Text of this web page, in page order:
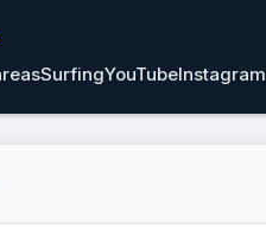
SurfingYouTubeInstagram